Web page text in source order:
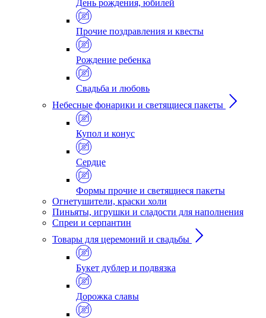
День рождения, юбилей
Прочие поздравления и квесты
Рождение ребенка
Свадьба и любовь
Небесные фонарики и светящиеся пакеты
Купол и конус
Сердце
Формы прочие и светящиеся пакеты
Огнетушители, краски холи
Пиньяты, игрушки и сладости для наполнения
Спреи и серпантин
Товары для церемоний и свадьбы
Букет дублер и подвязка
Дорожка славы